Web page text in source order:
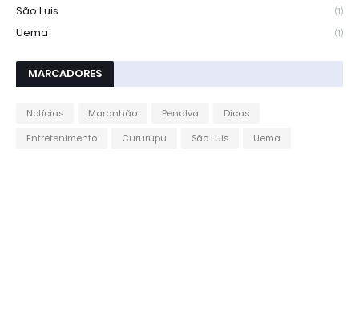
São Luis (1)
Uema (1)
MARCADORES
Notícias Maranhão Penalva
Dicas
Entretenimento
Cururupu São Luis Uema